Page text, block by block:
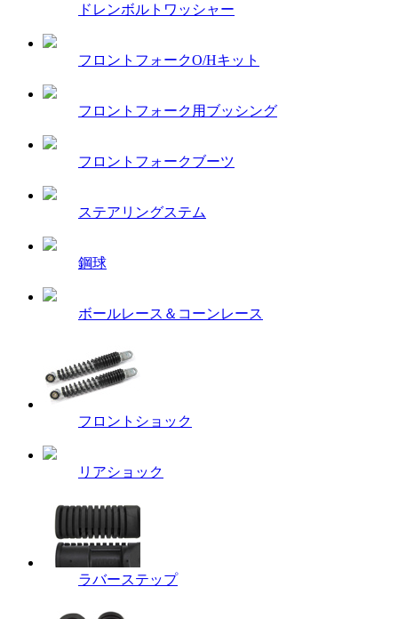
ドレンボルトワッシャー
フロントフォークO/Hキット
フロントフォーク用ブッシング
フロントフォークブーツ
ステアリングステム
鋼球
ボールレース＆コーンレース
フロントショック
リアショック
ラバーステップ